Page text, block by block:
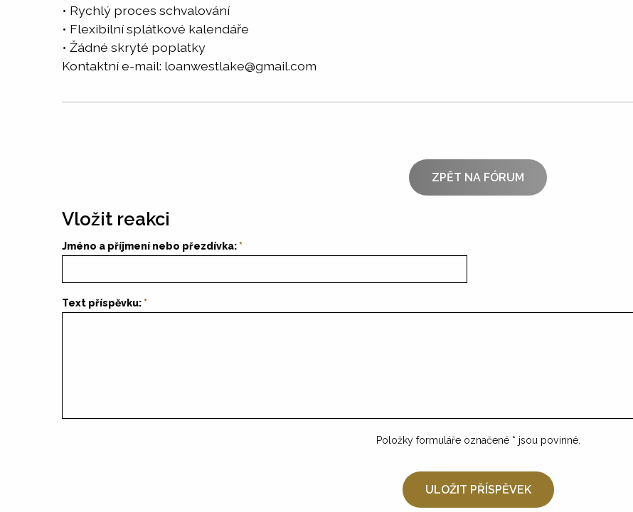
• Rychlý proces schvalování
• Flexibilní splátkové kalendáře
• Žádné skryté poplatky
Kontaktní e-mail: loanwestlake@gmail.com
ZPĚT NA FÓRUM
Vložit reakci
Jméno a příjmení nebo přezdívka:
Text příspěvku:
Položky formuláře označené * jsou povinné.